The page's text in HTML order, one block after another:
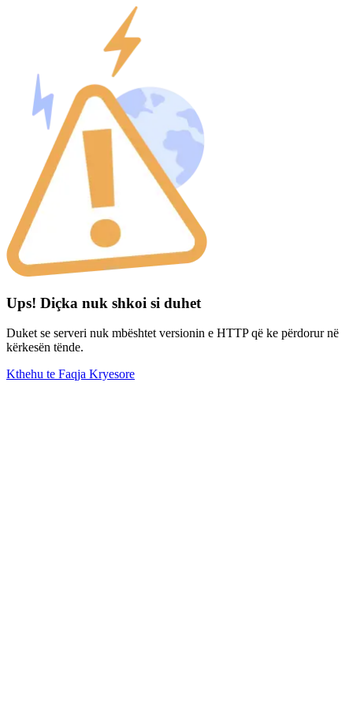
Ups! Diçka nuk shkoi si duhet
Duket se serveri nuk mbështet versionin e HTTP që ke përdorur në
kërkesën tënde.
Kthehu te Faqja Kryesore